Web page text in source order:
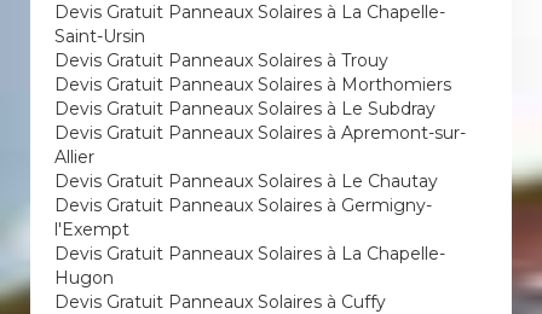
Devis Gratuit Panneaux Solaires à La Chapelle-
Saint-Ursin
Devis Gratuit Panneaux Solaires à Trouy
Devis Gratuit Panneaux Solaires à Morthomiers
Devis Gratuit Panneaux Solaires à Le Subdray
Devis Gratuit Panneaux Solaires à Apremont-sur-
Allier
Devis Gratuit Panneaux Solaires à Le Chautay
Devis Gratuit Panneaux Solaires à Germigny-
l'Exempt
Devis Gratuit Panneaux Solaires à La Chapelle-
Hugon
Devis Gratuit Panneaux Solaires à Cuffy